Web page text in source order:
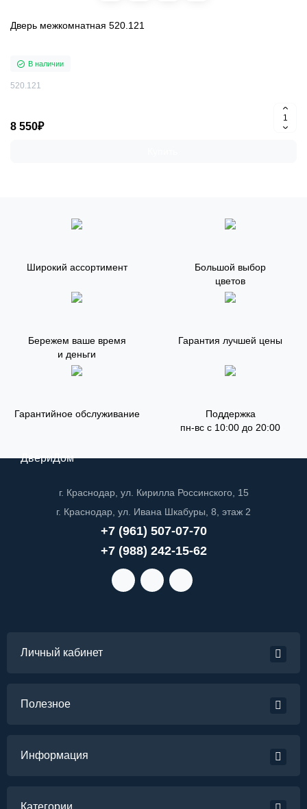
Дверь межкомнатная 520.121
В наличии
520.121
8 550₽
Широкий ассортимент
Большой выбор
цветов
Бережем ваше время
и деньги
Гарантия лучшей цены
Гарантийное обслуживание
Поддержка
пн-вс с 10:00 до 20:00
ДвериДом
г. Краснодар, ул. Кирилла Россинского, 15
г. Краснодар, ул. Ивана Шкабуры, 8, этаж 2
+7 (961) 507-07-70
+7 (988) 242-15-62
Личный кабинет
Полезное
Информация
Категории